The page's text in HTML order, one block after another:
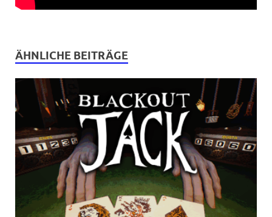
ÄHNLICHE BEITRÄGE